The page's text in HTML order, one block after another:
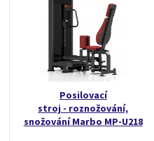
Posilovací
stroj - roznožování,
snožování Marbo MP-U218